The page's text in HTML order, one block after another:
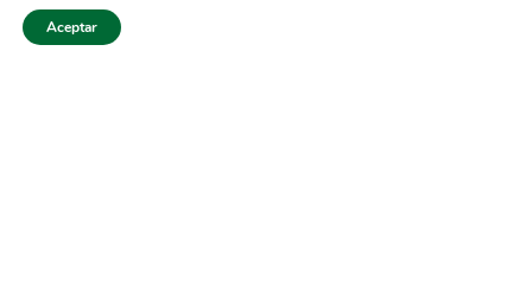
Rio Atoyac 30. Parque Industrial Empresarial
Aceptar